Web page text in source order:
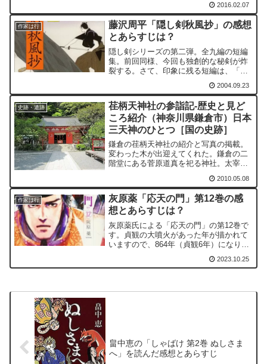
背かれた者は他に例を見ない。なぜ背か
れるのか、その理由は彼の躍進にある。
想像を絶する躍進に誰も...
2016.02.07
作家は行
藤沢周平「隠し剣秋風抄」の感想
とあらすじは？
隠し剣シリーズの第二弾。全九編の短編
集。前回同様、今回も独創的な秘剣が炸
裂する。さて、印象に残る短編は、「暗
「盲目剣谺返し」は2006年公開の「武士
の一分」の原作である。
2004.09.23
史跡・遺跡
荏柄天神社の参詣記-歴史と見ど
ころ紹介（神奈川県鎌倉市）日本
三天神のひとつ［国の史跡］
鎌倉の荏柄天神社の紹介と写真の掲載。
変わった木が出迎えてくれた。鎌倉の二
階堂にある菅原道真を祀る神社。太宰府
2010.05.08
作家は行
灰原薬「応天の門」第12巻の感
想とあらすじは？
灰原薬氏による「応天の門」の第12巻で
す。貞観の大噴火があった年が描かれて
いますので、864年（貞観6年）になりま
から866年（貞観8年）まで続きました。
2023.10.25
畠中恵の「しゃばけ 第2巻 ぬしさま
へ」を読んだ感想とあらすじ